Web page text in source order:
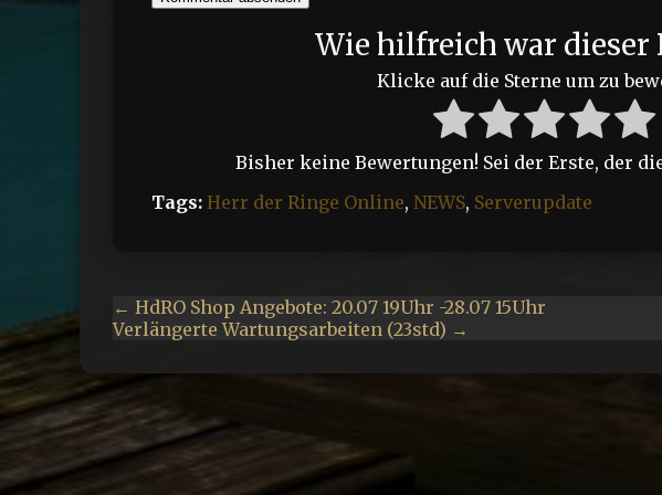
Wie hilfreich war dieser
Klicke auf die Sterne um zu
Bisher keine Bewertungen! Sei der Erste, der
Tags: Herr der Ringe Online, NEWS, Serverupdate
← HdRO Shop Angebote: 20.07 19Uhr -28.07 15Uhr
Verlängerte Wartungsarbeiten (23std) →